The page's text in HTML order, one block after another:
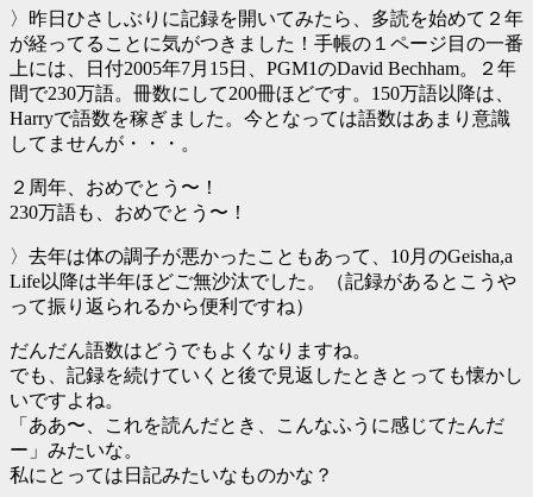
〉昨日ひさしぶりに記録を開いてみたら、多読を始めて２年
が経ってることに気がつきました！手帳の１ページ目の一番
上には、日付2005年7月15日、PGM1のDavid Bechham。２年
間で230万語。冊数にして200冊ほどです。150万語以降は、
Harryで語数を稼ぎました。今となっては語数はあまり意識
してませんが・・・。
２周年、おめでとう〜！
230万語も、おめでとう〜！
〉去年は体の調子が悪かったこともあって、10月のGeisha,a
Life以降は半年ほどご無沙汰でした。（記録があるとこうや
って振り返られるから便利ですね）
だんだん語数はどうでもよくなりますね。
でも、記録を続けていくと後で見返したときとっても懐かし
いですよね。
「ああ〜、これを読んだとき、こんなふうに感じてたんだ
ー」みたいな。
私にとっては日記みたいなものかな？